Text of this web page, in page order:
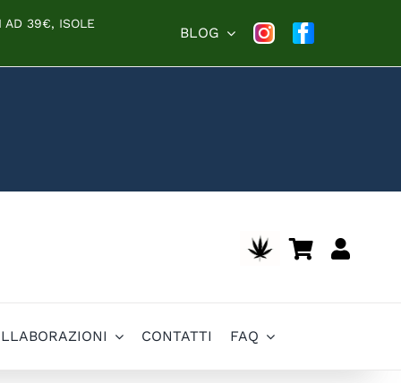
AD 39€, ISOLE
BLOG
CONTATTI FAQ